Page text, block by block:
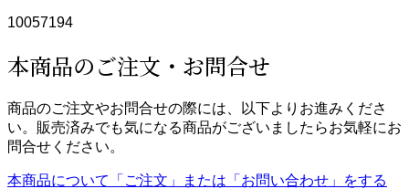
10057194
本商品のご注文・お問合せ
商品のご注文やお問合せの際には、以下よりお進みくださ
い。販売済みでも気になる商品がございましたらお気軽にお
問合せください。
本商品について「ご注文」または「お問い合わせ」をする